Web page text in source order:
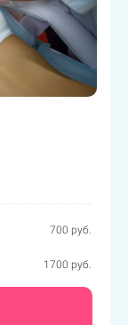
700 руб.
1700 руб.